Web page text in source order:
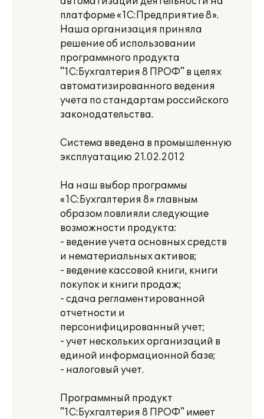
платформе «1С:Предприятие 8».
Наша организация приняла
решение об использовании
программного продукта
"1С:Бухгалтерия 8 ПРОФ" в целях
автоматизированного ведения
учета по стандартам российского
законодательства.
Система введена в промышленную
эксплуатацию 21.02.2012
На наш выбор программы
«1С:Бухгалтерия 8» главным
образом повлияли следующие
возможности продукта:
- ведение учета основных средств
и нематериальных активов;
- ведение кассовой книги, книги
покупок и книги продаж;
- сдача регламентированной
отчетности и
персонифицированный учет;
- учет нескольких организаций в
единой информационной базе;
- налоговый учет.
Программный продукт
"1С:Бухгалтерия 8 ПРОФ" имеет